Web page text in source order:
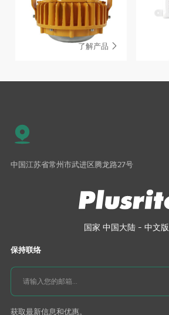
了解产品 
中国江苏省常州市武进区腾龙路27号
国家 中国大陆 - 中文版
保持联络
获取最新信息和优惠。